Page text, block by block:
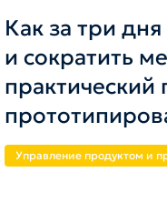
Как за три
и сократить
практический
Управление продуктом и